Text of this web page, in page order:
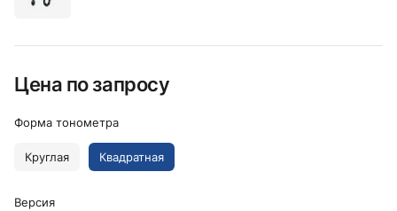
Цена по запросу
Форма тонометра
Круглая Квадратная
Версия